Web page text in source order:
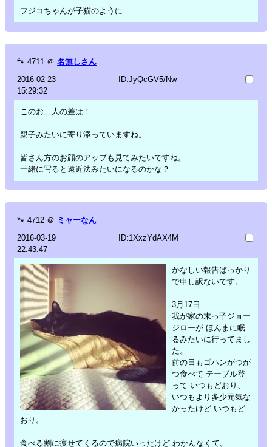
フジコちゃんが子猫のように…
🐾 4711 ＠ 名無しさん
2016-02-23
15:29:32
ID:JyQcGV5/Nw
このお二人の差は！
親子みたいに寄り添っていますね。
皆さん方のお顔のアップも見てみたいですね。
一緒に写ると遠近法みたいになるのかな？
🐾 4712 ＠ ミャーなん
2016-03-19
22:43:47
ID:1XxzYdAX4M
かなしい報告ばっかり
で申し訳ないです。
3月17日
我が家の末っ子ジョー
ジローが ほんまに眠
るみたいに行ってまし
た。
前の日もゴハンがつが
つ食べて テーブル登
って いつもどおり、
いつもより多少元気な
かったけど いつもど
おり。
食べる割に痩せてくるので病院いったけど わかんなくて。